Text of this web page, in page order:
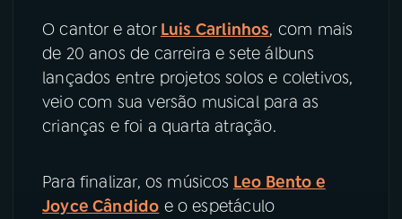
O cantor e ator Luis Carlinhos, com mais
de 20 anos de carreira e sete álbuns
lançados entre projetos solos e coletivos,
veio com sua versão musical para as
crianças e foi a quarta atração.
Para finalizar, os músicos Leo Bento e
Joyce Cândido e o espetáculo